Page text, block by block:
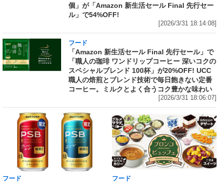
個」が「Amazon 新生活セール Final 先行セー
ル」で54%OFF!
[2026/3/31 18:14:08]
フード
「Amazon 新生活セール Final 先行セール」で
「職人の珈琲 ワンドリップコーヒー 深いコクの
スペシャルブレンド 100杯」が20%OFF! UCC
職人の焙煎とブレンド技術で毎日飽きない定番
コーヒー。ミルクとよく合うコク豊かな味わい
[2026/3/31 18:06:07]
フード フード